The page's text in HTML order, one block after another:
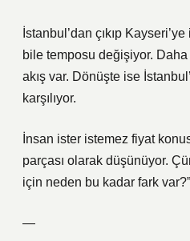
İstanbul’dan çıkıp
bile temposu değişiyor.
akış var. Dönüşte ise
karşılıyor.
İnsan ister istemez fiyat
parçası olarak düşünüyor.
için neden bu kadar fark
—